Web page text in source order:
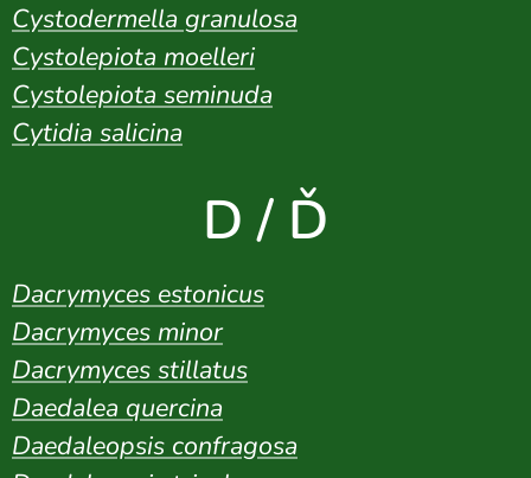
Cystodermella granulosa
Cystolepiota moelleri
Cystolepiota seminuda
Cytidia salicina
D / Ď
Dacrymyces estonicus
Dacrymyces minor
Dacrymyces stillatus
Daedalea quercina
Daedaleopsis confragosa